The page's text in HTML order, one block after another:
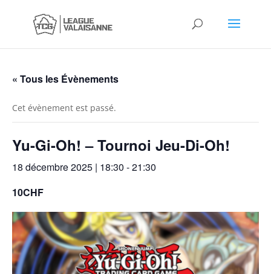
« Tous les Évènements
Cet évènement est passé.
Yu-Gi-Oh! – Tournoi Jeu-Di-Oh!
18 décembre 2025 | 18:30 -21:30
10CHF